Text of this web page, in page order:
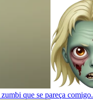
que se pareça comigo.